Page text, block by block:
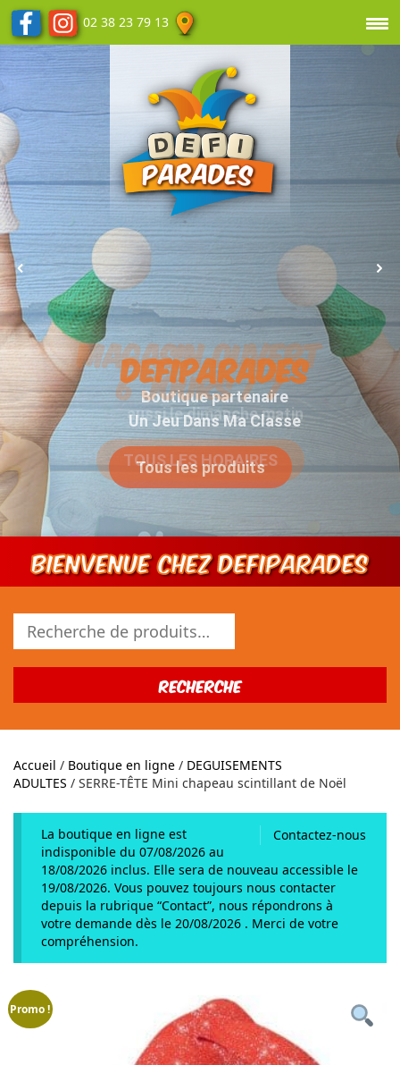
DEFIPARADES
Boutique partenaire
Un Jeu Dans Ma Classe
Tous les produits
02 38 23 79 13
Bienvenue chez DEFIPARADES
pour :
Recherche
Accueil / Boutique en ligne / DEGUISEMENTS
ADULTES / SERRE-TÊTE Mini chapeau scintillant de Noël
Contactez-nous
La boutique en ligne est
indisponible du 07/08/2026 au
18/08/2026 inclus. Elle sera de nouveau accessible le
19/08/2026. Vous pouvez toujours nous contacter
depuis la rubrique “Contact”, nous répondrons à
votre demande dès le 20/08/2026 . Merci de votre
compréhension.
Promo !